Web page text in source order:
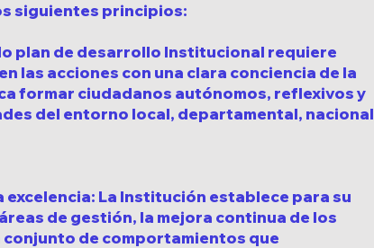
siguientes principios:
plan de desarrollo Institucional requiere
las acciones con una clara conciencia de la
formar ciudadanos autónomos, reflexivos y
del entorno local, departamental, nacional
excelencia: La Institución establece para su
de gestión, la mejora continua de los
conjunto de comportamientos que